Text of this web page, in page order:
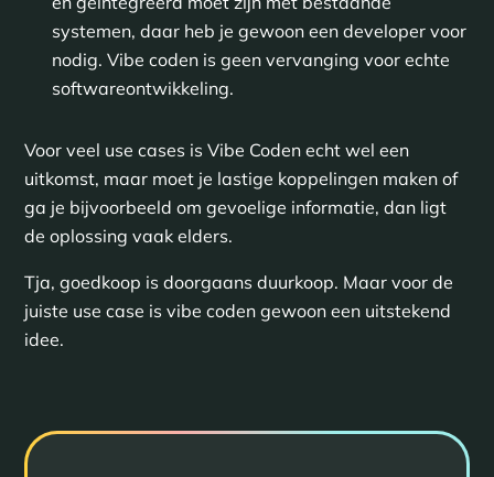
systemen, daar heb je gewoon een developer voor
nodig. Vibe coden is geen vervanging voor echte
softwareontwikkeling.
Voor veel use cases is Vibe Coden echt wel een
uitkomst, maar moet je lastige koppelingen maken of
ga je bijvoorbeeld om gevoelige informatie, dan ligt
de oplossing vaak elders.
Tja, goedkoop is doorgaans duurkoop. Maar voor de
juiste use case is vibe coden gewoon een uitstekend
idee.